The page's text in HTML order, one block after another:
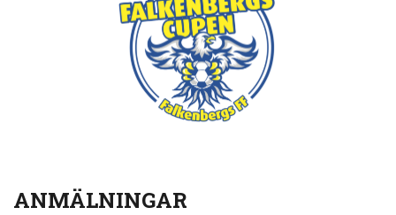
ANMÄLNINGAR